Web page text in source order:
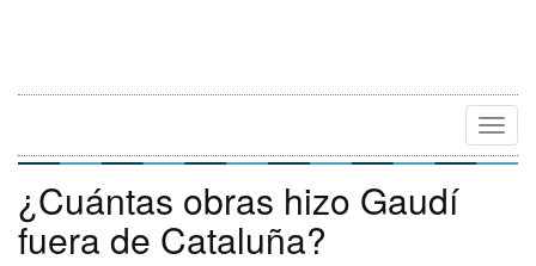
¿Cuántas obras hizo Gaudí
fuera de Cataluña?